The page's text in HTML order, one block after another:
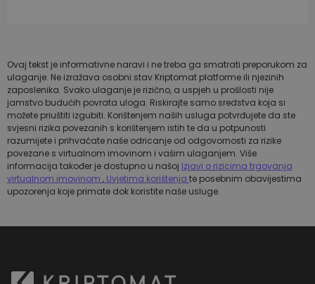
Ovaj tekst je informativne naravi i ne treba ga smatrati preporukom za
ulaganje. Ne izražava osobni stav Kriptomat platforme ili njezinih
zaposlenika. Svako ulaganje je rizično, a uspjeh u prošlosti nije
jamstvo budućih povrata uloga. Riskirajte samo sredstva koja si
možete priuštiti izgubiti. Korištenjem naših usluga potvrđujete da ste
svjesni rizika povezanih s korištenjem istih te da u potpunosti
razumijete i prihvaćate naše odricanje od odgovornosti za rizike
povezane s virtualnom imovinom i vašim ulaganjem. Više
informacija također je dostupno u našoj Izjavi o rizicima trgovanja
virtualnom imovinom , Uvjetima korištenja te posebnim obavijestima
upozorenja koje primate dok koristite naše usluge.